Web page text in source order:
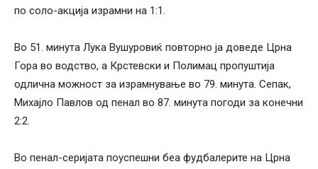
по соло-акција израмни на 1:1.
Во 51. минута Лука Вушуровиќ повторно ја доведе Црна
Гора во водство, а Крстевски и Полимац пропуштија
одлична можност за израмнување во 79. минута. Сепак,
Михајло Павлов од пенал во 87. минута погоди за конечни
2:2.
Во пенал-серијата поуспешни беа фудбалерите на Црна